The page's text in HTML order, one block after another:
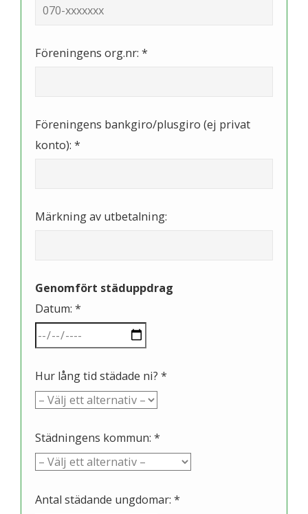
Föreningens org.nr: *
Föreningens bankgiro/plusgiro (ej privat
konto): *
Märkning av utbetalning:
Genomfört städuppdrag
Datum: *
Hur lång tid städade ni? *
Städningens kommun: *
Antal städande ungdomar: *